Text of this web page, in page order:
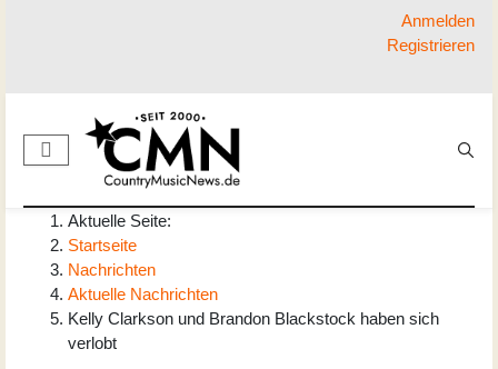
Anmelden
Registrieren
Aktuelle Seite:
Startseite
Nachrichten
Aktuelle Nachrichten
Kelly Clarkson und Brandon Blackstock haben sich
verlobt